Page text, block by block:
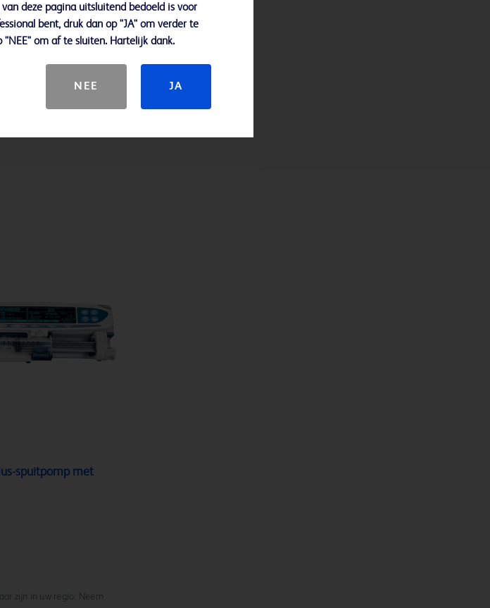
spuitpomp met
zijn in uw regio. Neem
deze pagina uitsluitend bedoeld is voor
bent, druk dan op "JA" om verder te
om af te sluiten. Hartelijk dank.
NEE JA